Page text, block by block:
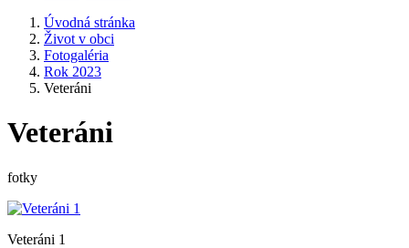
Úvodná stránka
Život v obci
Fotogaléria
Rok 2023
Veteráni
Veteráni
fotky
Veteráni 1